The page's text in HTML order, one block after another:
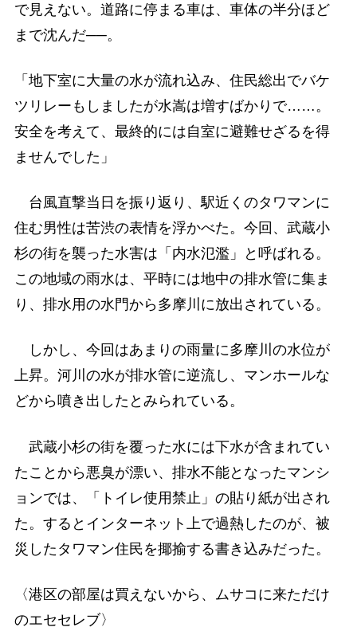
で見えない。道路に停まる車は、車体の半分ほど
まで沈んだ──。
「地下室に大量の水が流れ込み、住民総出でバケ
ツリレーもしましたが水嵩は増すばかりで……。
安全を考えて、最終的には自室に避難せざるを得
ませんでした」
台風直撃当日を振り返り、駅近くのタワマンに
住む男性は苦渋の表情を浮かべた。今回、武蔵小
杉の街を襲った水害は「内水氾濫」と呼ばれる。
この地域の雨水は、平時には地中の排水管に集ま
り、排水用の水門から多摩川に放出されている。
しかし、今回はあまりの雨量に多摩川の水位が
上昇。河川の水が排水管に逆流し、マンホールな
どから噴き出したとみられている。
武蔵小杉の街を覆った水には下水が含まれてい
たことから悪臭が漂い、排水不能となったマンシ
ョンでは、「トイレ使用禁止」の貼り紙が出され
た。するとインターネット上で過熱したのが、被
災したタワマン住民を揶揄する書き込みだった。
〈港区の部屋は買えないから、ムサコに来ただけ
のエセセレブ〉